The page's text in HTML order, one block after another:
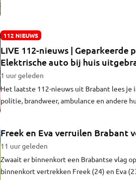
112 NIEUWS
LIVE 112-nieuws | Geparkeerde
Elektrische auto bij huis
overslaat
1 uur geleden
Het laatste 112-nieuws uit Brabant lees
politie, brandweer, ambulance en andere
Freek en Eva verruilen Brabant
11 uur geleden
Zwaait er binnenkort een Brabantse vlag
binnenkort vertrekken Freek (24) en Eva